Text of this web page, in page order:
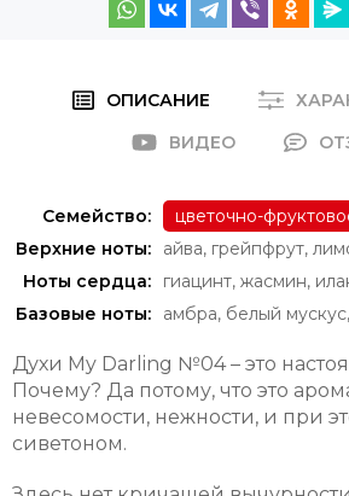
ОПИСАНИЕ
ВИДЕО
Семейство:
цветочно-
Верхние ноты:
айва, грейпфрут,
Ноты сердца:
гиацинт, жасмин,
Базовые ноты:
амбра, белый мускус,
Духи My Darling №04 – это
Почему? Да потому, что это
невесомости, нежности, и при
сиветоном.